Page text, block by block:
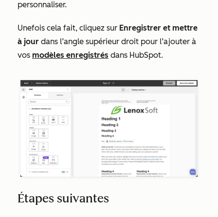
personnaliser.
Unefois cela fait, cliquez sur Enregistrer et mettre
à jour dans l’angle supérieur droit pour l’ajouter à
vos modèles enregistrés dans HubSpot.
Étapes suivantes